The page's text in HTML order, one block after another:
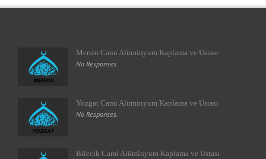
Mersin Cami Alüminyum Kaplama ve Ustası
No Responses.
Yozgat Cami Alüminyum Kaplama ve Ustası
No Responses.
Bilecik Cami Alüminyum Kaplama ve Ustası